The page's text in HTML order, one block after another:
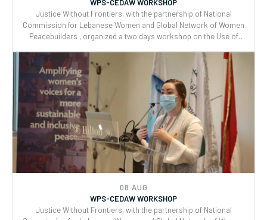
WPS-CEDAW WORKSHOP
Justice Without Frontiers, with the partnership of National
Commission for Lebanese Women and Global Network of Women
Peacebuilders , organized a two days workshop on the Use of
CEDAW General Recommendations (GRs) 30 and for Monitoring,
Reporting and Joint implementation of the Women, Peace, and
and CEDAW.